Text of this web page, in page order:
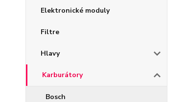
Elektronické moduly
Filtre
Hlavy
Karburátory
Bosch